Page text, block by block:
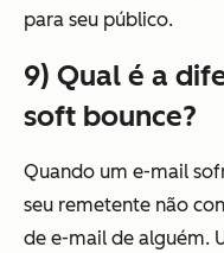
para seu público.
9) Qual é a
soft bounce?
Quando um e-mail
seu remetente não
de e-mail de alguém.